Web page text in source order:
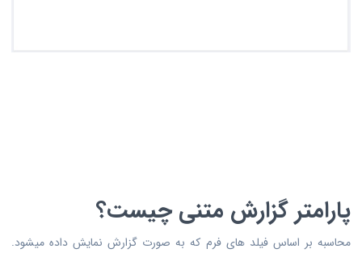
پارامتر گزارش متنی چیست؟
محاسبه بر اساس فیلد های فرم که به صورت گزارش نمایش داده میشود.